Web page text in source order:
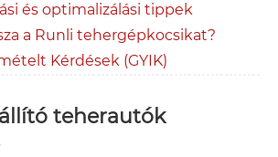
és optimalizálási tippek
a Runli tehergépkocsikat?
Kérdések (GYIK)
teherautók